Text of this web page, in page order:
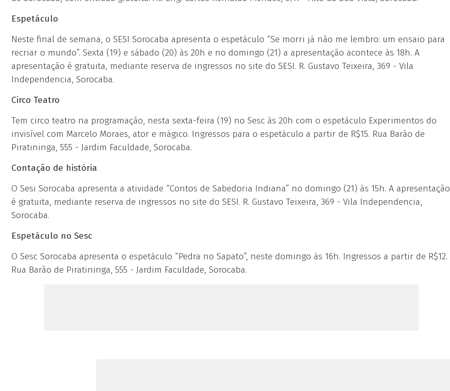
Espetáculo
Neste final de semana, o SESI Sorocaba apresenta o espetáculo “Se morri já não me lembro: um ensaio para
recriar o mundo”. Sexta (19) e sábado (20) às 20h e no domingo (21) a apresentação acontece às 18h. A
apresentação é gratuita, mediante reserva de ingressos no site do SESI. R. Gustavo Teixeira, 369 - Vila
Independencia, Sorocaba.
Circo Teatro
Tem circo teatro na programação, nesta sexta-feira (19) no Sesc às 20h com o espetáculo Experimentos do
invisível com Marcelo Moraes, ator e mágico. Ingressos para o espetáculo a partir de R$15. Rua Barão de
Piratininga, 555 - Jardim Faculdade, Sorocaba.
Contação de história
O Sesi Sorocaba apresenta a atividade “Contos de Sabedoria Indiana” no domingo (21) às 15h. A apresentação
é gratuita, mediante reserva de ingressos no site do SESI. R. Gustavo Teixeira, 369 - Vila Independencia,
Sorocaba.
Espetáculo no Sesc
O Sesc Sorocaba apresenta o espetáculo “Pedra no Sapato”, neste domingo às 16h. Ingressos a partir de R$12.
Rua Barão de Piratininga, 555 - Jardim Faculdade, Sorocaba.